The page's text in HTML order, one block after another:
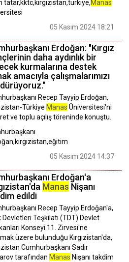
tatar,kktc,kırgızistan,türkiye,Manas
05 Kasım 2024 18:21
Erdoğan: "Kırgız
daha aydınlık bir
kurmalarına destek
amacıyla çalışmalarımızı
Recep Tayyip Erdoğan,
Türkiye Manas Üniversitesi'ni
ve toplu açılış töreninde konuştu.
05 Kasım 2024 14:37
Erdoğan'a
Manas Nişanı
edildi
Recep Tayyip Erdoğan'a,
Devletleri Teşkilatı (TDT) Devlet
Konseyi 11. Zirvesi'ne
üzere bulunduğu Kırgızistan'da,
Cumhurbaşkanı Sadır
tarafından Manas Nişanı takdim